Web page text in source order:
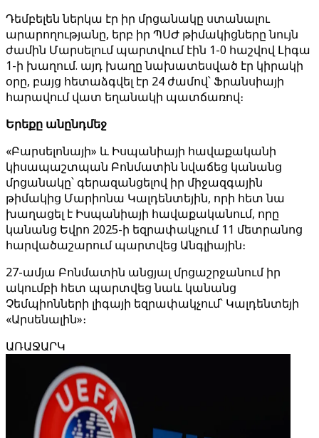
Դեմբելեն ներկա էր իր մրցանակը ստանալու
արարողությանը, երբ իր ՊՍԺ թիմակիցները նույն
ժամին Մարսելում պարտվում էին 1-0 հաշվով Լիգա
1-ի խաղում. այդ խաղը նախատեսված էր կիրակի
օրը, բայց հետաձգվել էր 24 ժամով՝ Ֆրանսիայի
հարավում վատ եղանակի պատճառով։
Երեքը անընդմեջ
«Բարսելոնայի» և Իսպանիայի հավաքականի
կիսապաշտպան Բոնմատին նվաճեց կանանց
մրցանակը՝ գերազանցելով իր միջազգային
թիմակից Մարիոնա Կալդենտեյին, որի հետ նա
խաղացել է Իսպանիայի հավաքականում, որը
կանանց Եվրո 2025-ի եզրափակչում 11 մետրանոց
հարվածաշարում պարտվեց Անգլիային։
27-ամյա Բոնմատին անցյալ մրցաշրջանում իր
ակումբի հետ պարտվեց նաև կանանց
Չեմպիոնների լիգայի եզրափակչում՝ Կալդենտեյի
«Արսենալին»։
ԱՌԱՋԱՐԿ